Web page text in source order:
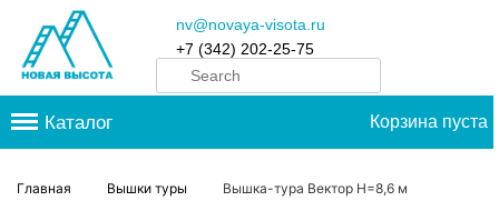
nv@novaya-visota.ru
+7 (342) 202-25-75
Корзина пуста
Каталог
Главная Вышки туры Вышка-тура Вектор H=8,6 м